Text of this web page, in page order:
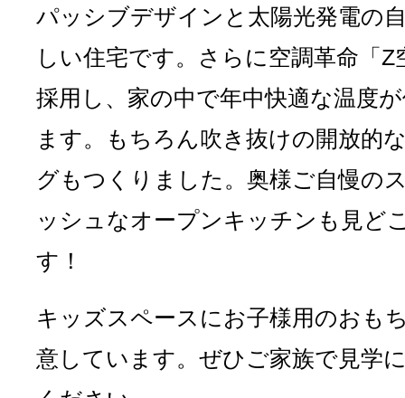
パッシブデザインと太陽光発電の
しい住宅です。さらに空調革命「Z
採用し、家の中で年中快適な温度
ます。もちろん吹き抜けの開放的
グもつくりました。奥様ご自慢の
ッシュなオープンキッチンも見ど
す！
キッズスペースにお子様用のおも
意しています。ぜひご家族で見学